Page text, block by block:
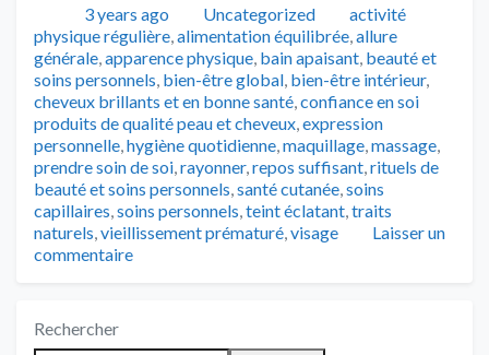
Publié3 years ago Catégories
Uncategorized Tags
activité
physique régulière,alimentation équilibrée,allure
générale,apparence physique, bain apaisant, beauté et
soins personnels, bien-être global, bien-être intérieur,
cheveux brillants et en bonne santé,confiance en soi
produits de qualité peau et cheveux,expression
personnelle,hygiène quotidienne,maquillage,massage,
prendre soin de soi,rayonner,repos suffisant,rituels de
beauté et soins personnels,santé cutanée,soins
capillaires,soins personnels,teint éclatant,traits
naturels,vieillissement prématuré,visage
Laisser un
commentaire
Rechercher